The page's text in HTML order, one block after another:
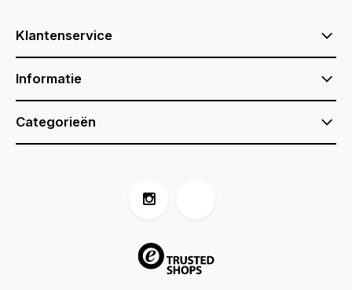
Klantenservice
Informatie
Categorieën